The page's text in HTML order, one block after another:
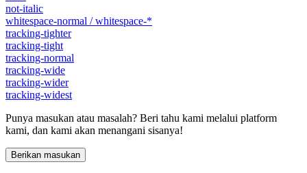
not-italic
whitespace-normal / whitespace-*
tracking-tighter
tracking-tight
tracking-normal
tracking-wide
tracking-wider
tracking-widest
Punya masukan atau masalah? Beri tahu kami melalui platform
kami, dan kami akan menangani sisanya!
Berikan masukan